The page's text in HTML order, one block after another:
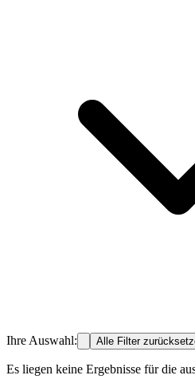
Ihre Auswahl: Alle Filter
Es liegen keine Ergebnisse für die